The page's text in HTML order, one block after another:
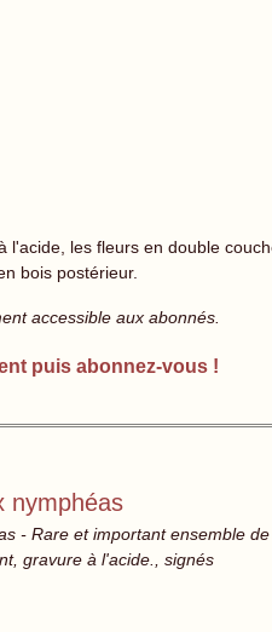
l'acide, les fleurs en double
bois postérieur.
accessible aux abonnés.
puis abonnez-vous !
nymphéas
- Rare et important ensemble
gravure à l'acide., signés